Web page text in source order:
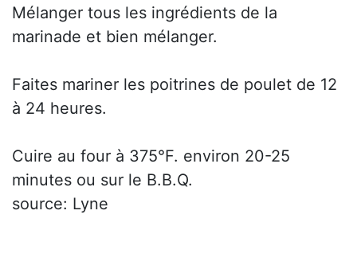
Mélanger tous les ingrédients de la
marinade et bien mélanger.
Faites mariner les poitrines de poulet de 12
à 24 heures.
Cuire au four à 375°F. environ 20-25
minutes ou sur le B.B.Q.
source: Lyne